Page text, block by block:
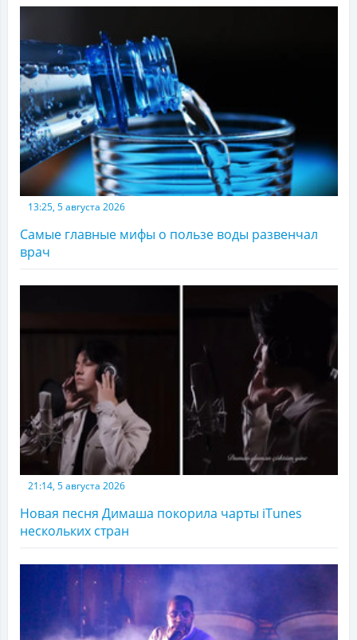
13:25, 5 августа 2026
Самые главные мифы о пользе воды развенчал
врач
21:14, 5 августа 2026
Новая песня Димаша покорила чарты iTunes
нескольких стран